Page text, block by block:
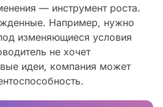
— инструмент роста.
Например, нужно
изменяющиеся условия
не хочет
идеи, компания может